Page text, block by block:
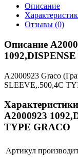
Описание
Отзывы (0)
Описание
A2000923 Graco
SLEEVE,.500,4C
A2000923
TYPE GRACO
Артикул